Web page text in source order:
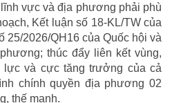
vực và địa phương phải phù
Kết luận số 18-KL/TW của
25/2026/QH16 của Quốc hội và
thúc đẩy liên kết vùng,
lực và cực tăng trưởng của cả
chính quyền địa phương 02
thế mạnh.